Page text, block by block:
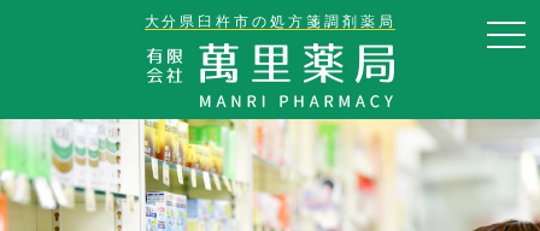
大分県臼杵市の処方箋調剤薬局